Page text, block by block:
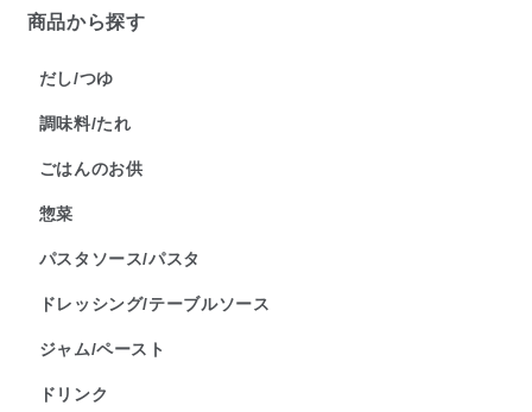
商品から探す
だし/つゆ
調味料/たれ
ごはんのお供
惣菜
パスタソース/パスタ
ドレッシング/テーブルソース
ジャム/ペースト
ドリンク